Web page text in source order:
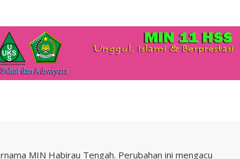
MIN Habirau Tengah. Perubahan ini mengacu